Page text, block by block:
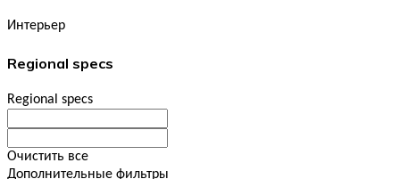
Интерьер
Regional specs
Regional specs
Очистить все
Дополнительные фильтры